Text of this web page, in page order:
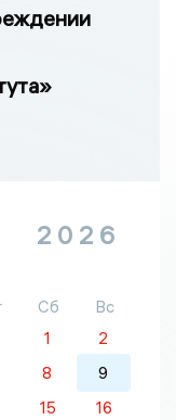
2026
Сб
Вс
1
2
8
9
15
16